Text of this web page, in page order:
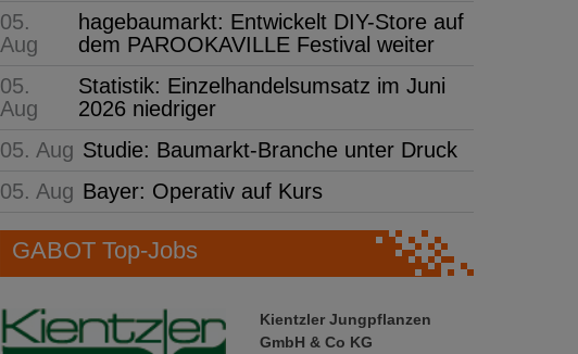
05.
Aug
hagebaumarkt: Entwickelt DIY-Store auf
dem PAROOKAVILLE Festival weiter
05.
Aug
Statistik: Einzelhandelsumsatz im Juni
2026 niedriger
05. Aug Studie: Baumarkt-Branche unter Druck
05. Aug Bayer: Operativ auf Kurs
GABOT Top-Jobs
Kientzler Jungpflanzen
GmbH & Co KG